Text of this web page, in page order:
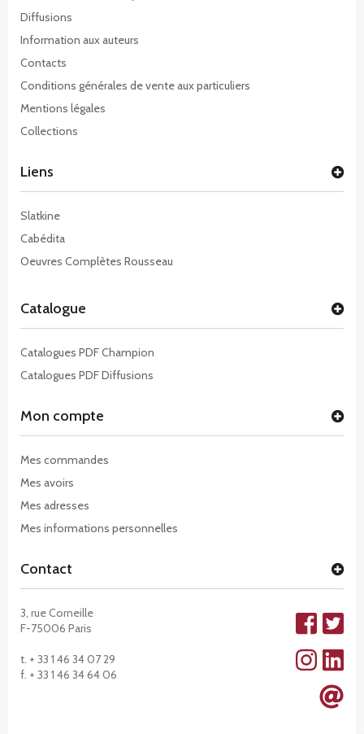
Diffusions
Information aux auteurs
Contacts
Conditions générales de vente aux particuliers
Mentions légales
Collections
Liens
Slatkine
Cabédita
Oeuvres Complètes Rousseau
Catalogue
Catalogues PDF Champion
Catalogues PDF Diffusions
Mon compte
Mes commandes
Mes avoirs
Mes adresses
Mes informations personnelles
Contact
3, rue Corneille
F-75006 Paris
t. + 33 1 46 34 07 29
f. + 33 1 46 34 64 06